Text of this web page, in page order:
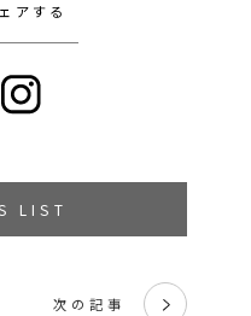
アする
LIST
次の記事 く